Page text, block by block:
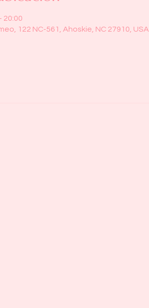
20:00
122 NC-561, Ahoskie, NC 27910, USA